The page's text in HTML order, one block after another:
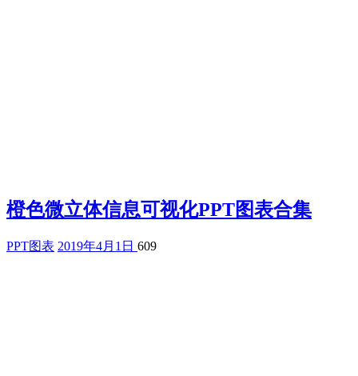
橙色微立体信息可视化PPT图表合集
PPT图表 2019年4月1日 609